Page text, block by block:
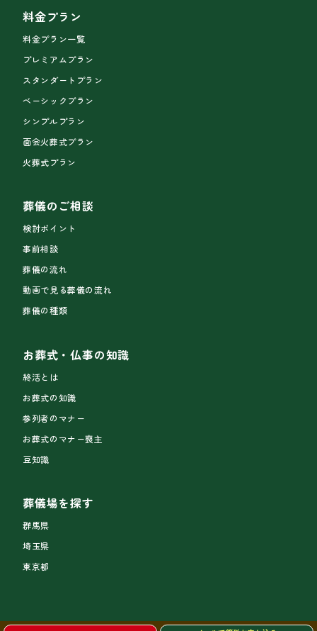
料金プラン
料金プラン一覧
プレミアムプラン
スタンダートプラン
ベーシックプラン
シンプルプラン
面会火葬式プラン
火葬式プラン
葬儀のご相談
検討ポイント
事前相談
葬儀の流れ
動画で見る葬儀の流れ
葬儀の種類
お葬式・仏事の知識
終活とは
お葬式の知識
参列者のマナー
お葬式のマナー喪主
豆知識
葬儀場を探す
群馬県
埼玉県
東京都